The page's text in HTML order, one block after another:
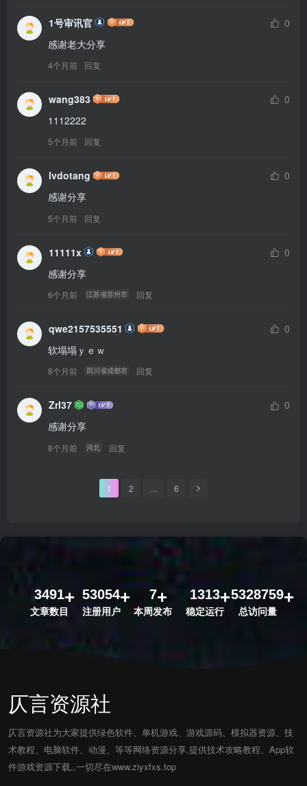
1号审讯官
0
感谢老大分享
4个月前 回复
wang383
0
1112222
5个月前 回复
lvdotang
0
感谢分享
5个月前 回复
11111x
0
感谢分享
6个月前 江苏省苏州市 回复
qwe2157535551
0
软塌塌ｙｅｗ
8个月前 四川省成都市 回复
Zrl37
0
感谢分享
8个月前 河北 回复
1 2 6
3491
文章数目
53054
注册用户
7
本周发布
1313
稳定运行
5328759
总访问量
仄言资源社
仄言资源社为大家提供绿色软件、单机游戏、游戏源码、模拟器资源、技
术教程、电脑软件、动漫、等等网络资源分享,提供技术攻略教程、App软
件游戏资源下载,,一切尽在www.ziyxfxs.top